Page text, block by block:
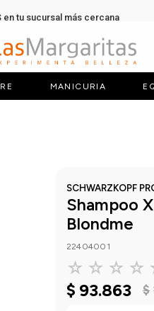
en tu sucursal más cercana
MANICURIA
SCHWARZKOPF
Shampoo
Blondme
22404001
☆ ☆ ☆ ☆
$ 93.863 $